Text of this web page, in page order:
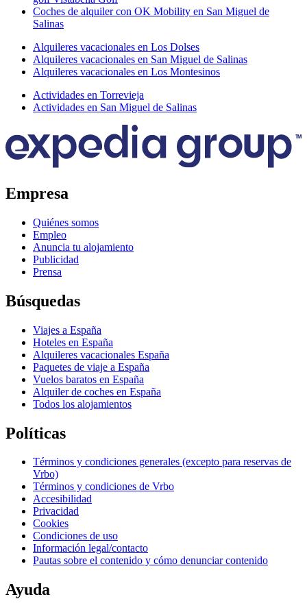
Coches de alquiler con OK Mobility en San Miguel de
Salinas
Alquileres vacacionales en Los Dolses
Alquileres vacacionales en San Miguel de Salinas
Alquileres vacacionales en Los Montesinos
Actividades en Torrevieja
Actividades en San Miguel de Salinas
Empresa
Quiénes somos
Empleo
Anuncia tu alojamiento
Publicidad
Prensa
Búsquedas
Viajes a España
Hoteles en España
Alquileres vacacionales España
Paquetes de viaje a España
Vuelos baratos en España
Alquiler de coches en España
Todos los alojamientos
Políticas
Términos y condiciones generales (excepto para reservas de
Vrbo)
Términos y condiciones de Vrbo
Accesibilidad
Privacidad
Cookies
Condiciones de uso
Información legal/contacto
Pautas sobre el contenido y cómo denunciar contenido
Ayuda